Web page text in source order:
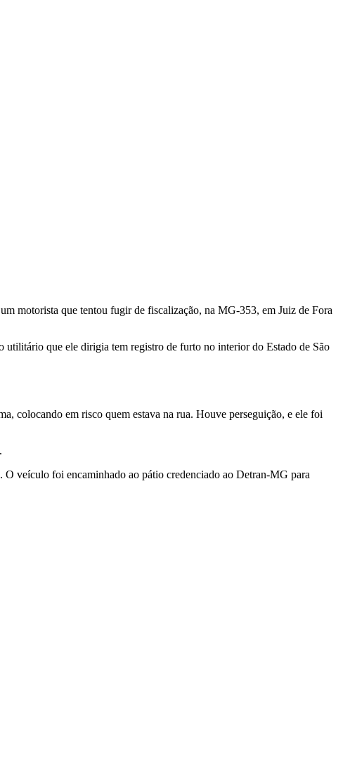
motorista que tentou fugir de fiscalização, na MG-353, em Juiz de Fora
utilitário que ele dirigia tem registro de furto no interior do Estado de São
colocando em risco quem estava na rua. Houve perseguição, e ele foi
veículo foi encaminhado ao pátio credenciado ao Detran-MG para